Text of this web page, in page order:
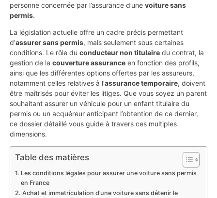
personne concernée par l’assurance d’une voiture sans
permis.
La législation actuelle offre un cadre précis permettant
d’assurer sans permis, mais seulement sous certaines
conditions. Le rôle du conducteur non titulaire du contrat, la
gestion de la couverture assurance en fonction des profils,
ainsi que les différentes options offertes par les assureurs,
notamment celles relatives à l’assurance temporaire, doivent
être maîtrisés pour éviter les litiges. Que vous soyez un parent
souhaitant assurer un véhicule pour un enfant titulaire du
permis ou un acquéreur anticipant l’obtention de ce dernier,
ce dossier détaillé vous guide à travers ces multiples
dimensions.
Table des matières
Les conditions légales pour assurer une voiture sans permis
en France
Achat et immatriculation d’une voiture sans détenir le